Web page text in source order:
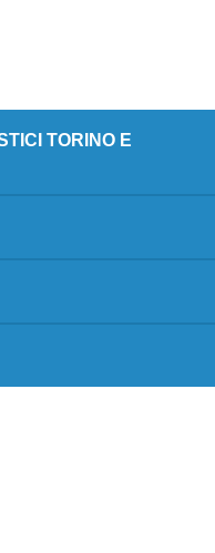
TORINO E